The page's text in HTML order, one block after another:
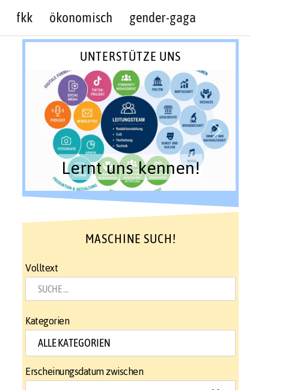
fkk ökonomisch gender-gaga
UNTERSTÜTZE UNS
Lernt uns kennen!
MASCHINE SUCH!
Volltext
Kategorien
Erscheinungsdatum zwischen